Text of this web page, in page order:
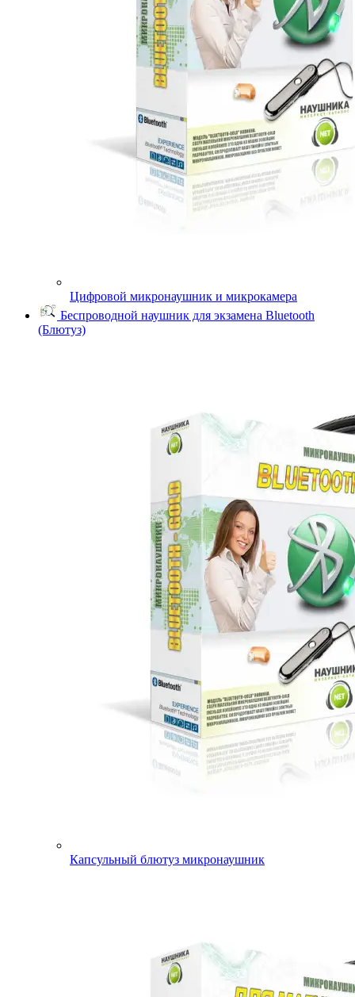
Цифровой микронаушник и микрокамера
Беспроводной наушник для экзамена Bluetooth
(Блютуз)
Капсульный блютуз микронаушник